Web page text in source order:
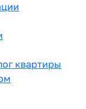
квартиры